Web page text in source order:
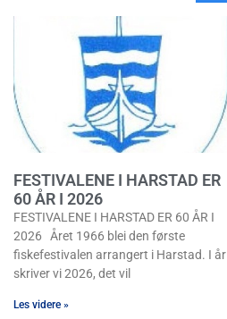
FESTIVALENE I HARSTAD ER
60 ÅR I 2026
FESTIVALENE I HARSTAD ER 60 ÅR I
2026 Året 1966 blei den første
fiskefestivalen arrangert i Harstad. I år
skriver vi 2026, det vil
Les videre »